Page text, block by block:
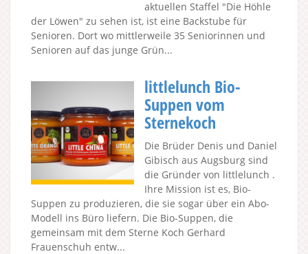
aktuellen Staffel "Die Höhle
der Löwen" zu sehen ist, ist eine Backstube für
Senioren. Dort wo mittlerweile 35 Seniorinnen und
Senioren auf das junge Grün...
littlelunch Bio-
Suppen vom
Sternekoch
Die Brüder Denis und Daniel
Gibisch aus Augsburg sind
die Gründer von littlelunch .
Ihre Mission ist es, Bio-
Suppen zu produzieren, die sie sogar über ein Abo-
Modell ins Büro liefern. Die Bio-Suppen, die
gemeinsam mit dem Sterne Koch Gerhard
Frauenschuh entw...